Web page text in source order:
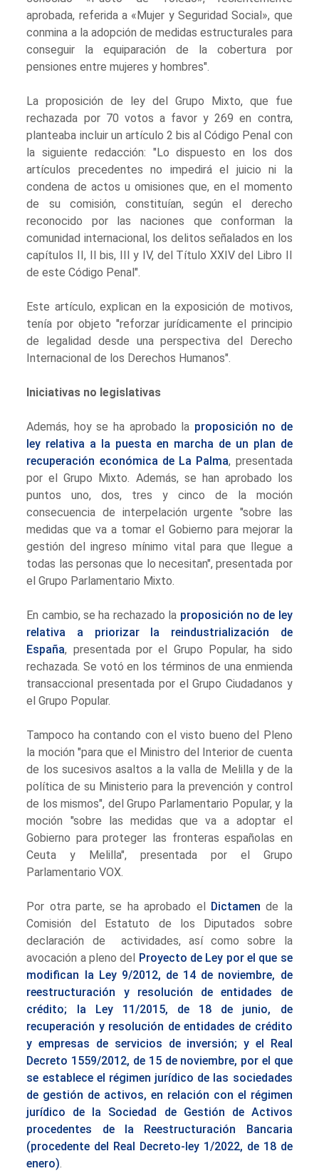
aprobada, referida a «Mujer y Seguridad Social», que
conmina a la adopción de medidas estructurales para
conseguir la equiparación de la cobertura por
pensiones entre mujeres y hombres".
La proposición de ley del Grupo Mixto, que fue
rechazada por 70 votos a favor y 269 en contra,
planteaba incluir un artículo 2 bis al Código Penal con
la siguiente redacción: "Lo dispuesto en los dos
artículos precedentes no impedirá el juicio ni la
condena de actos u omisiones que, en el momento
de su comisión, constituían, según el derecho
reconocido por las naciones que conforman la
comunidad internacional, los delitos señalados en los
capítulos II, II bis, III y IV, del Título XXIV del Libro II
de este Código Penal".
Este artículo, explican en la exposición de motivos,
tenía por objeto "reforzar jurídicamente el principio
de legalidad desde una perspectiva del Derecho
Internacional de los Derechos Humanos".
Iniciativas no legislativas
Además, hoy se ha aprobado la proposición no de
ley relativa a la puesta en marcha de un plan de
recuperación económica de La Palma, presentada
por el Grupo Mixto. Además, se han aprobado los
puntos uno, dos, tres y cinco de la moción
consecuencia de interpelación urgente "sobre las
medidas que va a tomar el Gobierno para mejorar la
gestión del ingreso mínimo vital para que llegue a
todas las personas que lo necesitan", presentada por
el Grupo Parlamentario Mixto.
En cambio, se ha rechazado la proposición no de ley
relativa a priorizar la reindustrialización de
España, presentada por el Grupo Popular, ha sido
rechazada. Se votó en los términos de una enmienda
transaccional presentada por el Grupo Ciudadanos y
el Grupo Popular.
Tampoco ha contando con el visto bueno del Pleno
la moción "para que el Ministro del Interior de cuenta
de los sucesivos asaltos a la valla de Melilla y de la
política de su Ministerio para la prevención y control
de los mismos", del Grupo Parlamentario Popular, y la
moción "sobre las medidas que va a adoptar el
Gobierno para proteger las fronteras españolas en
Ceuta y Melilla", presentada por el Grupo
Parlamentario VOX.
Por otra parte, se ha aprobado el Dictamen de la
Comisión del Estatuto de los Diputados sobre
declaración de actividades, así como sobre la
avocación a pleno del Proyecto de Ley por el que se
modifican la Ley 9/2012, de 14 de noviembre, de
reestructuración y resolución de entidades de
crédito; la Ley 11/2015, de 18 de junio, de
recuperación y resolución de entidades de crédito
y empresas de servicios de inversión; y el Real
Decreto 1559/2012, de 15 de noviembre, por el que
se establece el régimen jurídico de las sociedades
de gestión de activos, en relación con el régimen
jurídico de la Sociedad de Gestión de Activos
procedentes de la Reestructuración Bancaria
(procedente del Real Decreto-ley 1/2022, de 18 de
enero)